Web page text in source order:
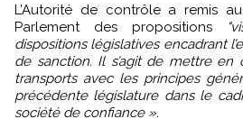
L’Autorité de contrôle a remis
Parlement des propositions
dispositions législatives encadrant
de sanction. Il s’agit de mettre
transports avec les principes
précédente législature dans le
société de confiance ».